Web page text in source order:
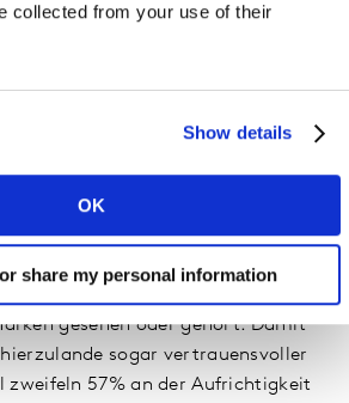
collected from your use of their
Show details
OK
share my personal information
dass weiterhin hohe Skepsis
Greenwashing unter
bestehen. Fast die Hälfte der
sie habe falsche oder
gesehen oder gehört. Damit
sogar vertrauensvoller
zweifeln 57% an der Aufrichtigkeit